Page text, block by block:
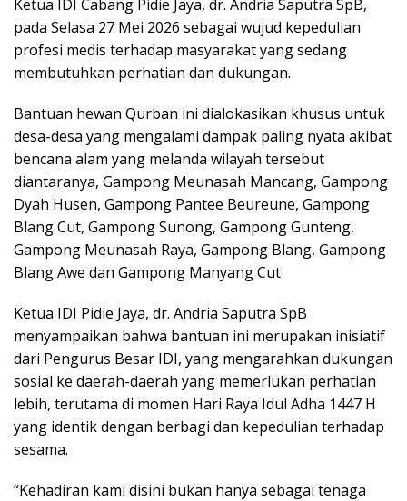
Ketua IDI Cabang Pidie Jaya, dr. Andria Saputra SpB,
pada Selasa 27 Mei 2026 sebagai wujud kepedulian
profesi medis terhadap masyarakat yang sedang
membutuhkan perhatian dan dukungan.
Bantuan hewan Qurban ini dialokasikan khusus untuk
desa-desa yang mengalami dampak paling nyata akibat
bencana alam yang melanda wilayah tersebut
diantaranya, Gampong Meunasah Mancang, Gampong
Dyah Husen, Gampong Pantee Beureune, Gampong
Blang Cut, Gampong Sunong, Gampong Gunteng,
Gampong Meunasah Raya, Gampong Blang, Gampong
Blang Awe dan Gampong Manyang Cut
Ketua IDI Pidie Jaya, dr. Andria Saputra SpB
menyampaikan bahwa bantuan ini merupakan inisiatif
dari Pengurus Besar IDI, yang mengarahkan dukungan
sosial ke daerah-daerah yang memerlukan perhatian
lebih, terutama di momen Hari Raya Idul Adha 1447 H
yang identik dengan berbagi dan kepedulian terhadap
sesama.
“Kehadiran kami disini bukan hanya sebagai tenaga